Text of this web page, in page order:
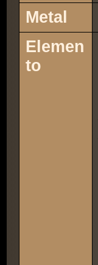
Metal
Elemen
to